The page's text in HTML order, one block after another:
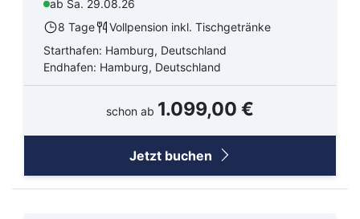
ab Sa. 29.08.26
8 Tage
Vollpension inkl. Tischgetränke
Starthafen: Hamburg, Deutschland
Endhafen: Hamburg, Deutschland
schon ab 1.099,00 €
Jetzt buchen